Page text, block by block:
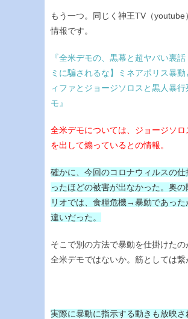
もう一つ。同じく神王TV（youtube
情報です。
『全米デモの、黒幕と超ヤバい裏話
ミに騙されるな】ミネアポリス暴動
ィファとジョージソロスと黒人暴
モ』
全米デモについては、ジョージソロ
を出して煽っているとの情報。
確かに、今回のコロナウィルスの仕
ったほどの被害が出なかった。奥の
リオでは、食糧危機→暴動であった
違いだった。
そこで別の方法で暴動を仕掛けたの
全米デモではないか。筋としては繋
実際に暴動に指示する動きも放映さ